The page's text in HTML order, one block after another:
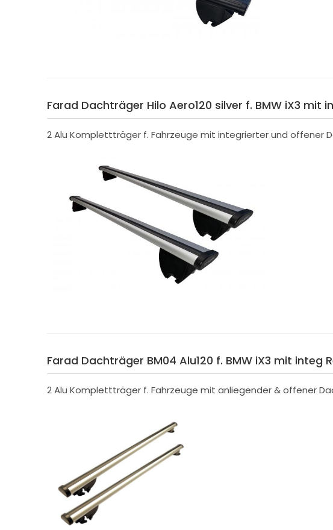
Farad Dachträger Hilo Aero120 silver f. BMW iX3 mit
2 Alu Komplettträger f. Fahrzeuge mit integrierter und offener
Farad Dachträger BM04 Alu120 f. BMW iX3 mit integ
2 Alu Komplettträger f. Fahrzeuge mit anliegender & offener